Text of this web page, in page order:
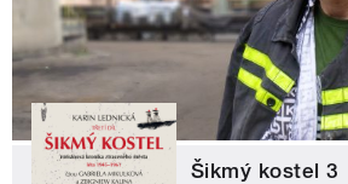
Šikmý kostel 3